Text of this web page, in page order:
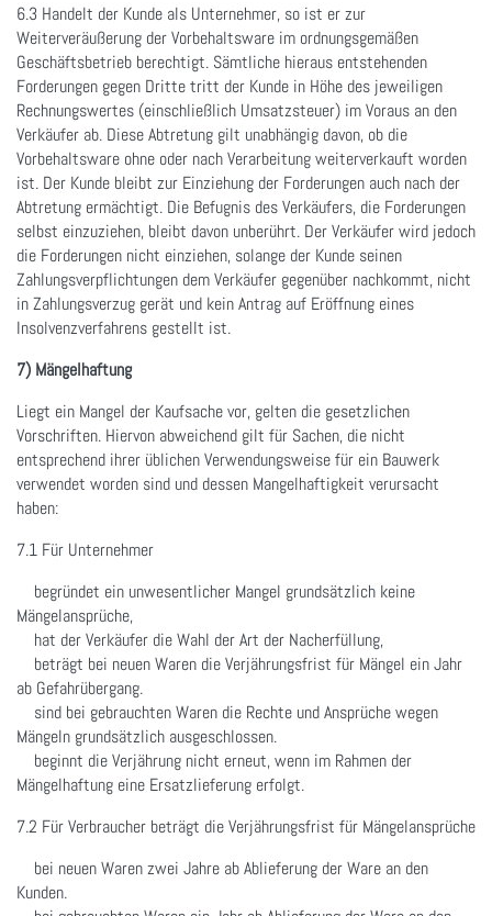
6.3 Handelt der Kunde als Unternehmer, so ist er zur
Weiterveräußerung der Vorbehaltsware im ordnungsgemäßen
Geschäftsbetrieb berechtigt. Sämtliche hieraus entstehenden
Forderungen gegen Dritte tritt der Kunde in Höhe des jeweiligen
Rechnungswertes (einschließlich Umsatzsteuer) im Voraus an den
Verkäufer ab. Diese Abtretung gilt unabhängig davon, ob die
Vorbehaltsware ohne oder nach Verarbeitung weiterverkauft worden
ist. Der Kunde bleibt zur Einziehung der Forderungen auch nach der
Abtretung ermächtigt. Die Befugnis des Verkäufers, die Forderungen
selbst einzuziehen, bleibt davon unberührt. Der Verkäufer wird jedoch
die Forderungen nicht einziehen, solange der Kunde seinen
Zahlungsverpflichtungen dem Verkäufer gegenüber nachkommt, nicht
in Zahlungsverzug gerät und kein Antrag auf Eröffnung eines
Insolvenzverfahrens gestellt ist.
7) Mängelhaftung
Liegt ein Mangel der Kaufsache vor, gelten die gesetzlichen
Vorschriften. Hiervon abweichend gilt für Sachen, die nicht
entsprechend ihrer üblichen Verwendungsweise für ein Bauwerk
verwendet worden sind und dessen Mangelhaftigkeit verursacht
haben:
7.1 Für Unternehmer
begründet ein unwesentlicher Mangel grundsätzlich keine
Mängelansprüche,
hat der Verkäufer die Wahl der Art der Nacherfüllung,
beträgt bei neuen Waren die Verjährungsfrist für Mängel ein Jahr
ab Gefahrübergang.
sind bei gebrauchten Waren die Rechte und Ansprüche wegen
Mängeln grundsätzlich ausgeschlossen.
beginnt die Verjährung nicht erneut, wenn im Rahmen der
Mängelhaftung eine Ersatzlieferung erfolgt.
7.2 Für Verbraucher beträgt die Verjährungsfrist für Mängelansprüche
bei neuen Waren zwei Jahre ab Ablieferung der Ware an den
Kunden.